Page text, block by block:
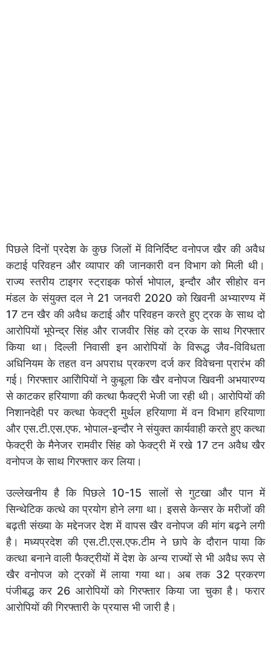
पिछले दिनों प्रदेश के कुछ जिलों में विनिर्दिष्ट वनोपज खैर की अवैध
कटाई परिवहन और व्यापार की जानकारी वन विभाग को मिली थी।
राज्य स्तरीय टाइगर स्ट्राइक फोर्स भोपाल, इन्दौर और सीहोर वन
मंडल के संयुक्त दल ने 21 जनवरी 2020 को खिवनी अभ्यारण्य में
17 टन खैर की अवैध कटाई और परिवहन करते हुए ट्रक के साथ दो
आरोपियों भूपेन्द्र सिंह और राजवीर सिंह को ट्रक के साथ गिरफ्तार
किया था। दिल्ली निवासी इन आरोपियों के विरूद्ध जैव-विविधता
अधिनियम के तहत वन अपराध प्रकरण दर्ज कर विवेचना प्रारंभ की
गई। गिरफ्तार आरिोपियों ने कुबूला कि खैर वनोपज खिवनी अभयारण्य
से काटकर हरियाणा की कत्था फैक्ट्री भेजी जा रही थी। आरोपियों की
निशानदेही पर कत्था फेक्ट्री मुर्थल हरियाणा में वन विभाग हरियाणा
और एस.टी.एस.एफ. भोपाल-इन्दौर ने संयुक्त कार्यवाही करते हुए कत्था
फेक्ट्री के मैनेजर रामवीर सिंह को फेक्ट्री में रखे 17 टन अवैध खैर
वनोपज के साथ गिरफ्तार कर लिया।
उल्लेखनीय है कि पिछले 10-15 सालों से गुटखा और पान में
सिन्थेटिक कत्थे का प्रयोग होने लगा था। इससे केन्सर के मरीजों की
बढ़ती संख्या के मद्देनजर देश में वापस खैर वनोपज की मांग बढ़ने लगी
है। मध्यप्रदेश की एस.टी.एस.एफ.टीम ने छापे के दौरान पाया कि
कत्था बनाने वाली फैक्ट्रीयों में देश के अन्य राज्यों से भी अवैध रूप से
खैर वनोपज को ट्रकों में लाया गया था। अब तक 32 प्रकरण
पंजीबद्ध कर 26 आरोपियों को गिरफ्तार किया जा चुका है। फरार
आरोपियों की गिरफ्तारी के प्रयास भी जारी है।